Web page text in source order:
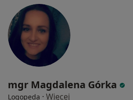
mgr Magdalena Górka
Logopeda · Więcej